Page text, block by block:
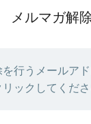
メルマガ解
行うメールア
ックしてくださ